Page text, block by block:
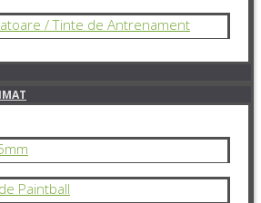
/ Tinte de Antrenament
Paintball